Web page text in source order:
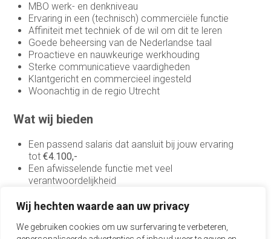
Wij hechten waarde aan uw privacy
We gebruiken cookies om uw surfervaring te verbeteren,
MBO werk- en denkniveau
Ervaring in een (technisch) commerciële functie
Affiniteit met techniek of de wil om dit te leren
Goede beheersing van de Nederlandse taal
Proactieve en nauwkeurige werkhouding
Sterke communicatieve vaardigheden
Klantgericht en commercieel ingesteld
Woonachtig in de regio Utrecht
Wat wij bieden
Een passend salaris dat aansluit bij jouw ervaring
tot€4.100,-
Een afwisselende functie met veel
verantwoordelijkheid
25 vakantiedagen (fulltime) + mogelijkheid om extra
Bonusregeling afhankelijk van vestigingsresultaat
Medewerker buitendienst
Medewerker finance
Medewerker verkoop binnendienst
Operationeel medewerker inkoop
Planner & Administratief medewerker
productieplanner
Productspecialist
Projectmanager
Purchasing Officer